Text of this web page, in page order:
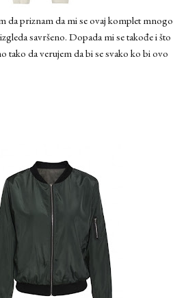
da priznam da mi se ovaj komplet mnogo
savršeno. Dopada mi se takođe i što
tako da verujem da bi se svako ko bi ovo